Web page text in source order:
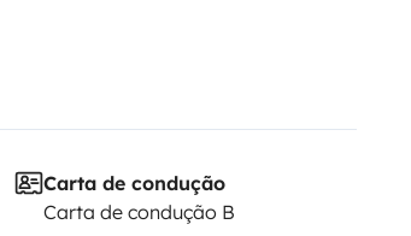
Carta de condução
Carta de condução B